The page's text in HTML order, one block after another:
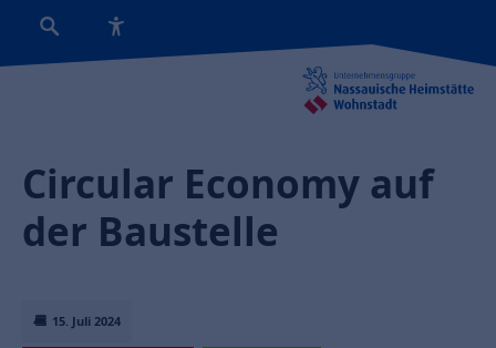
15. Juli 2024
Circular Economy auf
der Baustelle